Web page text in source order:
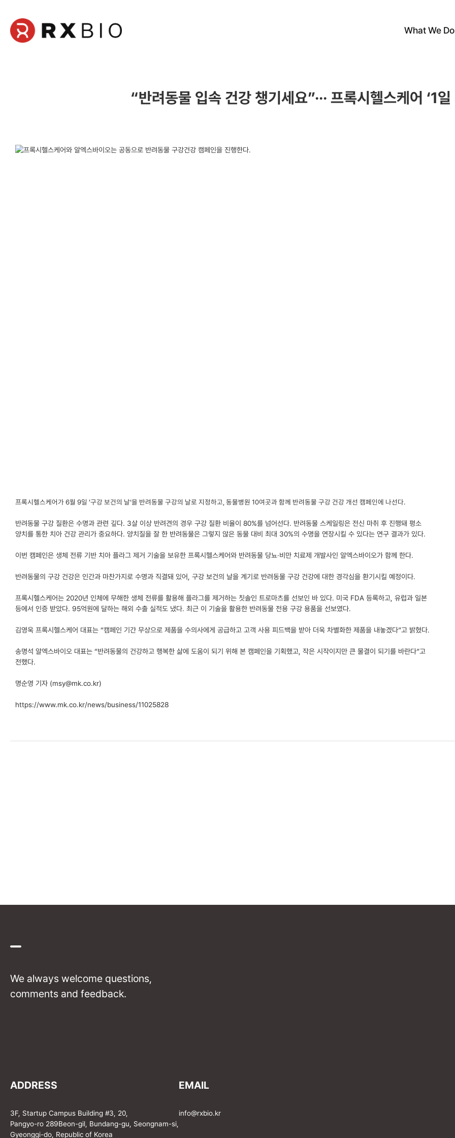
What We Do
문
영
“반려동물 입속 건강 챙기세요”··· 프록시헬스케어 ‘1
프록시헬스케어가 6월 9일 ’구강 보건의 날‘을 반려동물 구강의 날로 지정하고, 동물병원 10여곳과 함께 반려동물 구강 건강 개선 캠페인에 나선다.
반려동물 구강 질환은 수명과 관련 깊다. 3살 이상 반려견의 경우 구강 질환 비율이 80%를 넘어선다. 반려동물 스케일링은 전신 마취 후 진행돼 평소
양치를 통한 치아 건강 관리가 중요하다. 양치질을 잘 한 반려동물은 그렇지 않은 동물 대비 최대 30%의 수명을 연장시킬 수 있다는 연구 결과가 있다.
이번 캠페인은 생체 전류 기반 치아 플라그 제거 기술을 보유한 프록시헬스케어와 반려동물 당뇨·비만 치료제 개발사인 알엑스바이오가 함께 한다.
반려동물의 구강 건강은 인간과 마찬가지로 수명과 직결돼 있어, 구강 보건의 날을 계기로 반려동물 구강 건강에 대한 경각심을 환기시킬 예정이다.
프록시헬스케어는 2020년 인체에 무해한 생체 전류를 활용해 플라그를 제거하는 칫솔인 트로마츠를 선보인 바 있다. 미국 FDA 등록하고, 유럽과 일본
등에서 인증 받았다. 95억원에 달하는 해외 수출 실적도 냈다. 최근 이 기술을 활용한 반려동물 전용 구강 용품을 선보였다.
김영욱 프록시헬스케어 대표는 “캠페인 기간 무상으로 제품을 수의사에게 공급하고 고객 사용 피드백을 받아 더욱 차별화한 제품을 내놓겠다”고 밝혔다.
송명석 알엑스바이오 대표는 “반려동물의 건강하고 행복한 삶에 도움이 되기 위해 본 캠페인을 기획했고, 작은 시작이지만 큰 물결이 되기를 바란다”고
전했다.
명순영 기자 (msy@mk.co.kr)
https://www.mk.co.kr/news/business/11025828
We always welcome questions,
comments and feedback.
ADDRESS
3F, Startup Campus Building #3, 20,
Pangyo-ro 289Beon-gil, Bundang-gu, Seongnam-si,
Gyeonggi-do, Republic of Korea
EMAIL
info@rxbio.kr